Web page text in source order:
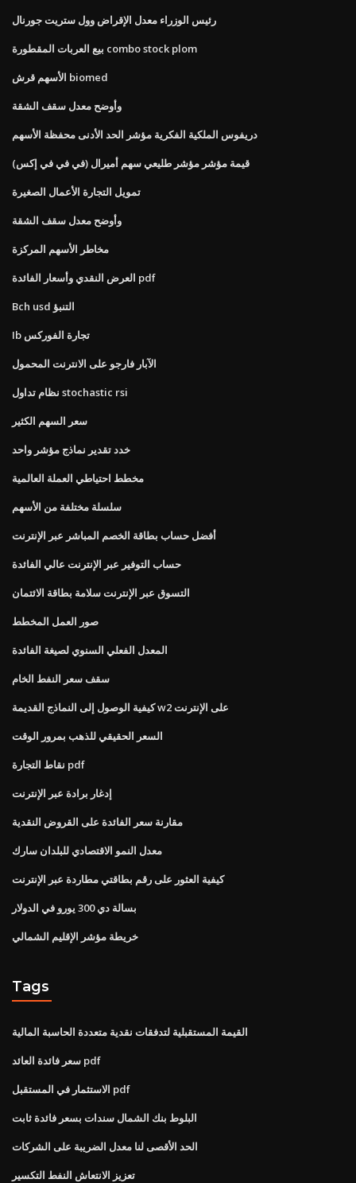
رئيس الوزراء معدل الإقراض وول ستريت جورنال
بيع العربات المقطورة combo stock plom
الأسهم قرش biomed
وأوضح معدل سقف الشقة
دريفوس الملكية الفكرية مؤشر الحد الأدنى محفظة الأسهم
قيمة مؤشر مؤشر طليعي سهم أميرال (في في في إكس)
تمويل التجارة الأعمال الصغيرة
وأوضح معدل سقف الشقة
مخاطر الأسهم المركزة
العرض النقدي وأسعار الفائدة pdf
Bch usd التنبؤ
Ib تجارة الفوركس
الآبار فارجو على الانترنت المحمول
نظام تداول stochastic rsi
سعر السهم الكثير
خدد تقدير نماذج مؤشر واحد
مخطط احتياطي العملة العالمية
سلسلة مختلفة من الأسهم
أفضل حساب بطاقة الخصم المباشر عبر الإنترنت
حساب التوفير عبر الإنترنت عالي الفائدة
التسوق عبر الإنترنت سلامة بطاقة الائتمان
صور العمل المخطط
المعدل الفعلي السنوي لصيغة الفائدة
سقف سعر النفط الخام
كيفية الوصول إلى النماذج القديمة w2 على الإنترنت
السعر الحقيقي للذهب بمرور الوقت
نقاط التجارة pdf
إدغار برادة عبر الإنترنت
مقارنة سعر الفائدة على القروض النقدية
معدل النمو الاقتصادي للبلدان سارك
كيفية العثور على رقم بطاقتي مطاردة عبر الإنترنت
بسالة دي 300 يورو في الدولار
خريطة مؤشر الإقليم الشمالي
Tags
القيمة المستقبلية لتدفقات نقدية متعددة الحاسبة المالية
سعر فائدة العائد pdf
الاستثمار في المستقبل pdf
البلوط بنك الشمال سندات بسعر فائدة ثابت
الحد الأقصى لنا معدل الضريبة على الشركات
تعزيز الانتعاش النفط التكسير